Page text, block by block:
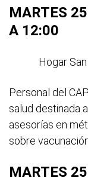
MARTES
A 12:00
Hogar
Personal del
salud destinada
asesorías en
sobre
MARTES